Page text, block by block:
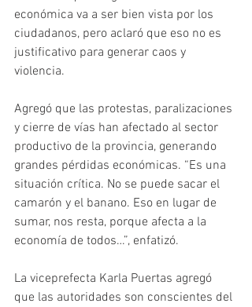
económica va a ser bien vista por los
ciudadanos, pero aclaró que eso no es
justificativo para generar caos y
violencia.
Agregó que las protestas, paralizaciones
y cierre de vías han afectado al sector
productivo de la provincia, generando
grandes pérdidas económicas. “Es una
situación crítica. No se puede sacar el
camarón y el banano. Eso en lugar de
sumar, nos resta, porque afecta a la
economía de todos…”, enfatizó.
La viceprefecta Karla Puertas agregó
que las autoridades son conscientes del